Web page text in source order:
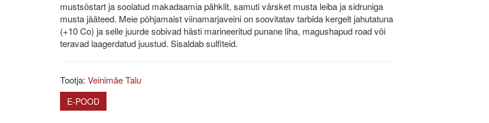
mustsõstart ja soolatud makadaamia pähklit, samuti värsket musta leiba ja sidruniga
musta jääteed. Meie põhjamaist viinamarjaveini on soovitatav tarbida kergelt jahutatuna
(+10 Co) ja selle juurde sobivad hästi marineeritud punane liha, magushapud road või
teravad laagerdatud juustud. Sisaldab sulfiteid.
Tootja: Veinimäe Talu
E-POOD